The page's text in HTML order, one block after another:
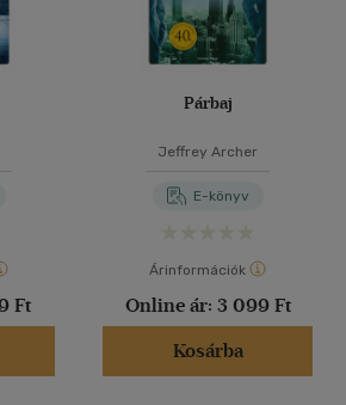
Ft
Párbaj
Jeffrey Archer
E-könyv
Árinformációk
Online ár: 3 099 Ft
Kosárba